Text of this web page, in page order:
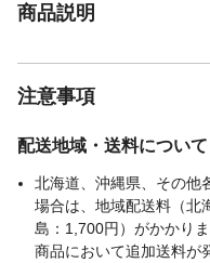
商品説明
注意事項
配送地域・送料について
北海道、沖縄県、その他
場合は、地域配送料（北
島：1,700円）がかかり
商品において追加送料が